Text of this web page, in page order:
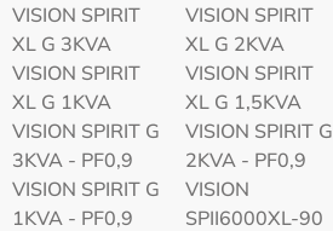
VISION SPIRIT
XL G 3KVA
VISION SPIRIT
XL G 2KVA
VISION SPIRIT
XL G 1KVA
VISION SPIRIT
XL G 1,5KVA
VISION SPIRIT G
3KVA - PF0,9
VISION SPIRIT G
2KVA - PF0,9
VISION SPIRIT G
1KVA - PF0,9
VISION
SPII6000XL-90